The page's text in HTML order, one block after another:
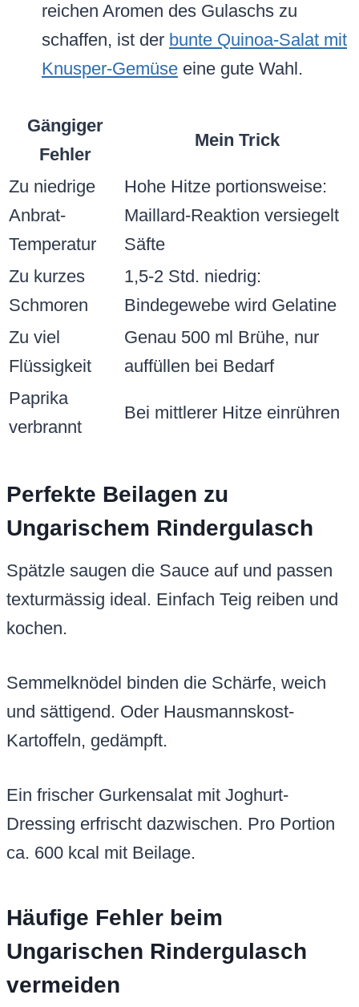
reichen Aromen des Gulaschs zu
schaffen, ist der bunte Quinoa-Salat mit
Knusper-Gemüse eine gute Wahl.
Gängiger
Fehler
Mein Trick
Zu niedrige
Anbrat-
Temperatur
Hohe Hitze portionsweise:
Maillard-Reaktion versiegelt
Säfte
Zu kurzes
Schmoren
1,5-2 Std. niedrig:
Bindegewebe wird Gelatine
Zu viel
Flüssigkeit
Genau 500 ml Brühe, nur
auffüllen bei Bedarf
Paprika
verbrannt
Bei mittlerer Hitze einrühren
Perfekte Beilagen zu
Ungarischem Rindergulasch
Spätzle saugen die Sauce auf und passen
texturmässig ideal. Einfach Teig reiben und
kochen.
Semmelknödel binden die Schärfe, weich
und sättigend. Oder Hausmannskost-
Kartoffeln, gedämpft.
Ein frischer Gurkensalat mit Joghurt-
Dressing erfrischt dazwischen. Pro Portion
ca. 600 kcal mit Beilage.
Häufige Fehler beim
Ungarischen Rindergulasch
vermeiden